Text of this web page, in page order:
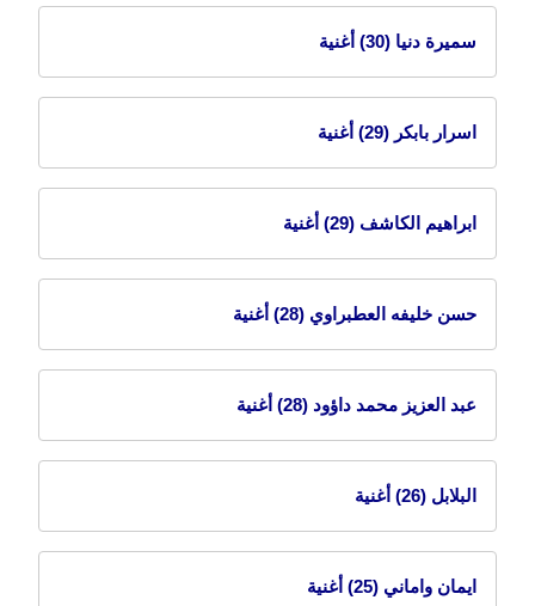
سميرة دنيا (30) أغنية
اسرار بابكر (29) أغنية
ابراهيم الكاشف (29) أغنية
حسن خليفه العطبراوي (28) أغنية
عبد العزيز محمد داؤود (28) أغنية
البلابل (26) أغنية
ايمان واماني (25) أغنية